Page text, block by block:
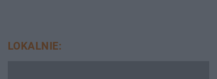
LOKALNIE: